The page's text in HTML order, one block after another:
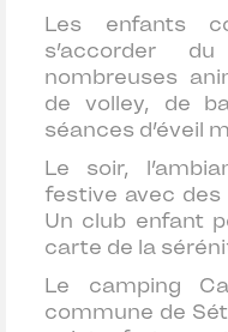
Les enfants
s’accorder
nombreuses
de volley, de
séances d’éveil
Le soir,
festive avec
Un club enfant
carte de la
Le camping
commune de